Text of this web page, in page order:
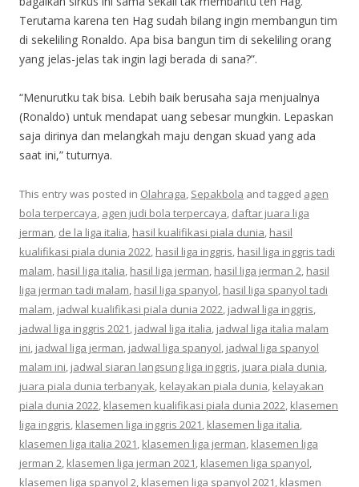
Terutama karena ten Hag sudah bilang ingin membangun tim
di sekeliling Ronaldo. Apa bisa bangun tim di sekeliling orang
yang jelas-jelas tak ingin lagi berada di sana?”.
“Menurutku tak bisa. Lebih baik berusaha saja menjualnya
(Ronaldo) untuk mendapat uang sebesar mungkin. Lepaskan
saja dirinya dan melangkah maju dengan skuad yang ada
saat ini,” tuturnya.
This entry was posted in Olahraga, Sepakbola and tagged agen
bola terpercaya, agen judi bola terpercaya, daftar juara liga
jerman, de la liga italia, hasil kualifikasi piala dunia, hasil
kualifikasi piala dunia 2022, hasil liga inggris, hasil liga inggris tadi
malam, hasil liga italia, hasil liga jerman, hasil liga jerman 2, hasil
liga jerman tadi malam, hasil liga spanyol, hasil liga spanyol tadi
malam, jadwal kualifikasi piala dunia 2022, jadwal liga inggris,
jadwal liga inggris 2021, jadwal liga italia, jadwal liga italia malam
ini, jadwal liga jerman, jadwal liga spanyol, jadwal liga spanyol
malam ini, jadwal siaran langsung liga inggris, juara piala dunia,
juara piala dunia terbanyak, kelayakan piala dunia, kelayakan
piala dunia 2022, klasemen kualifikasi piala dunia 2022, klasemen
liga inggris, klasemen liga inggris 2021, klasemen liga italia,
klasemen liga italia 2021, klasemen liga jerman, klasemen liga
jerman 2, klasemen liga jerman 2021, klasemen liga spanyol,
klasemen liga spanyol 2, klasemen liga spanyol 2021, klasmen